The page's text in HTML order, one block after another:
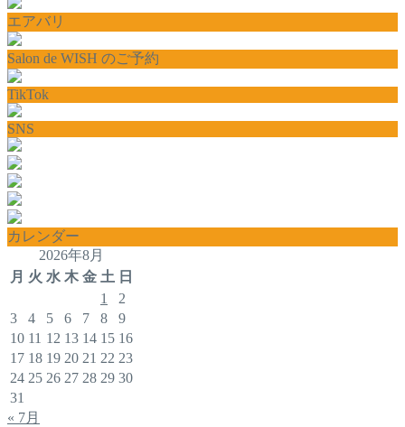
エアバリ
Salon de WISH のご予約
TikTok
SNS
カレンダー
2026年8月
月 火 水 木 金 土 日
1
2
3
4 5 6 7 8
9
10 11 12 13 14 15 16
17 18 19 20 21 22 23
24 25 26 27 28 29 30
31
« 7月